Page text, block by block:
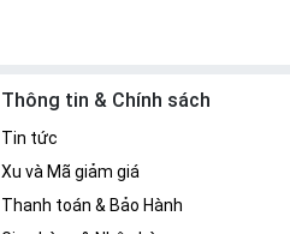
Thông tin & Chính sách
Tin tức
Xu và Mã giảm giá
Thanh toán & Bảo Hành